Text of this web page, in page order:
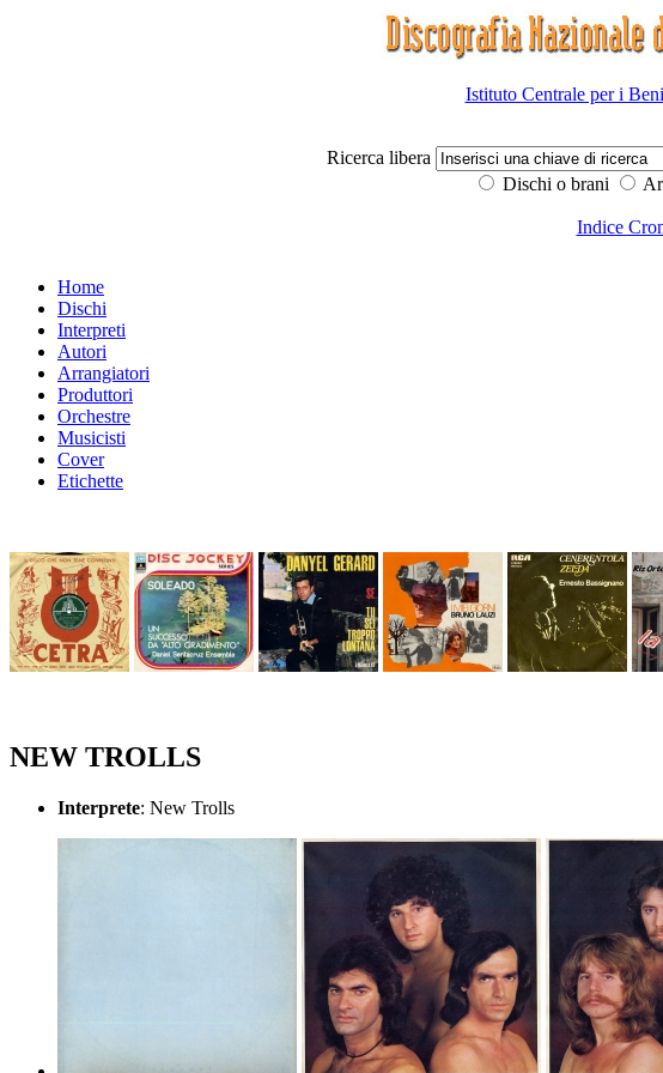
Istituto Centrale per i
Ricerca libera
Dischi o brani
Indice
Home
Dischi
Interpreti
Autori
Arrangiatori
Produttori
Orchestre
Musicisti
Cover
Etichette
NEW TROLLS
Interprete: New Trolls